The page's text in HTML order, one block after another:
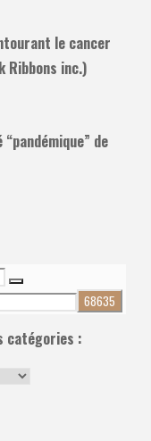
le cancer
Ribbons inc.)
de
Recherche
catégories :